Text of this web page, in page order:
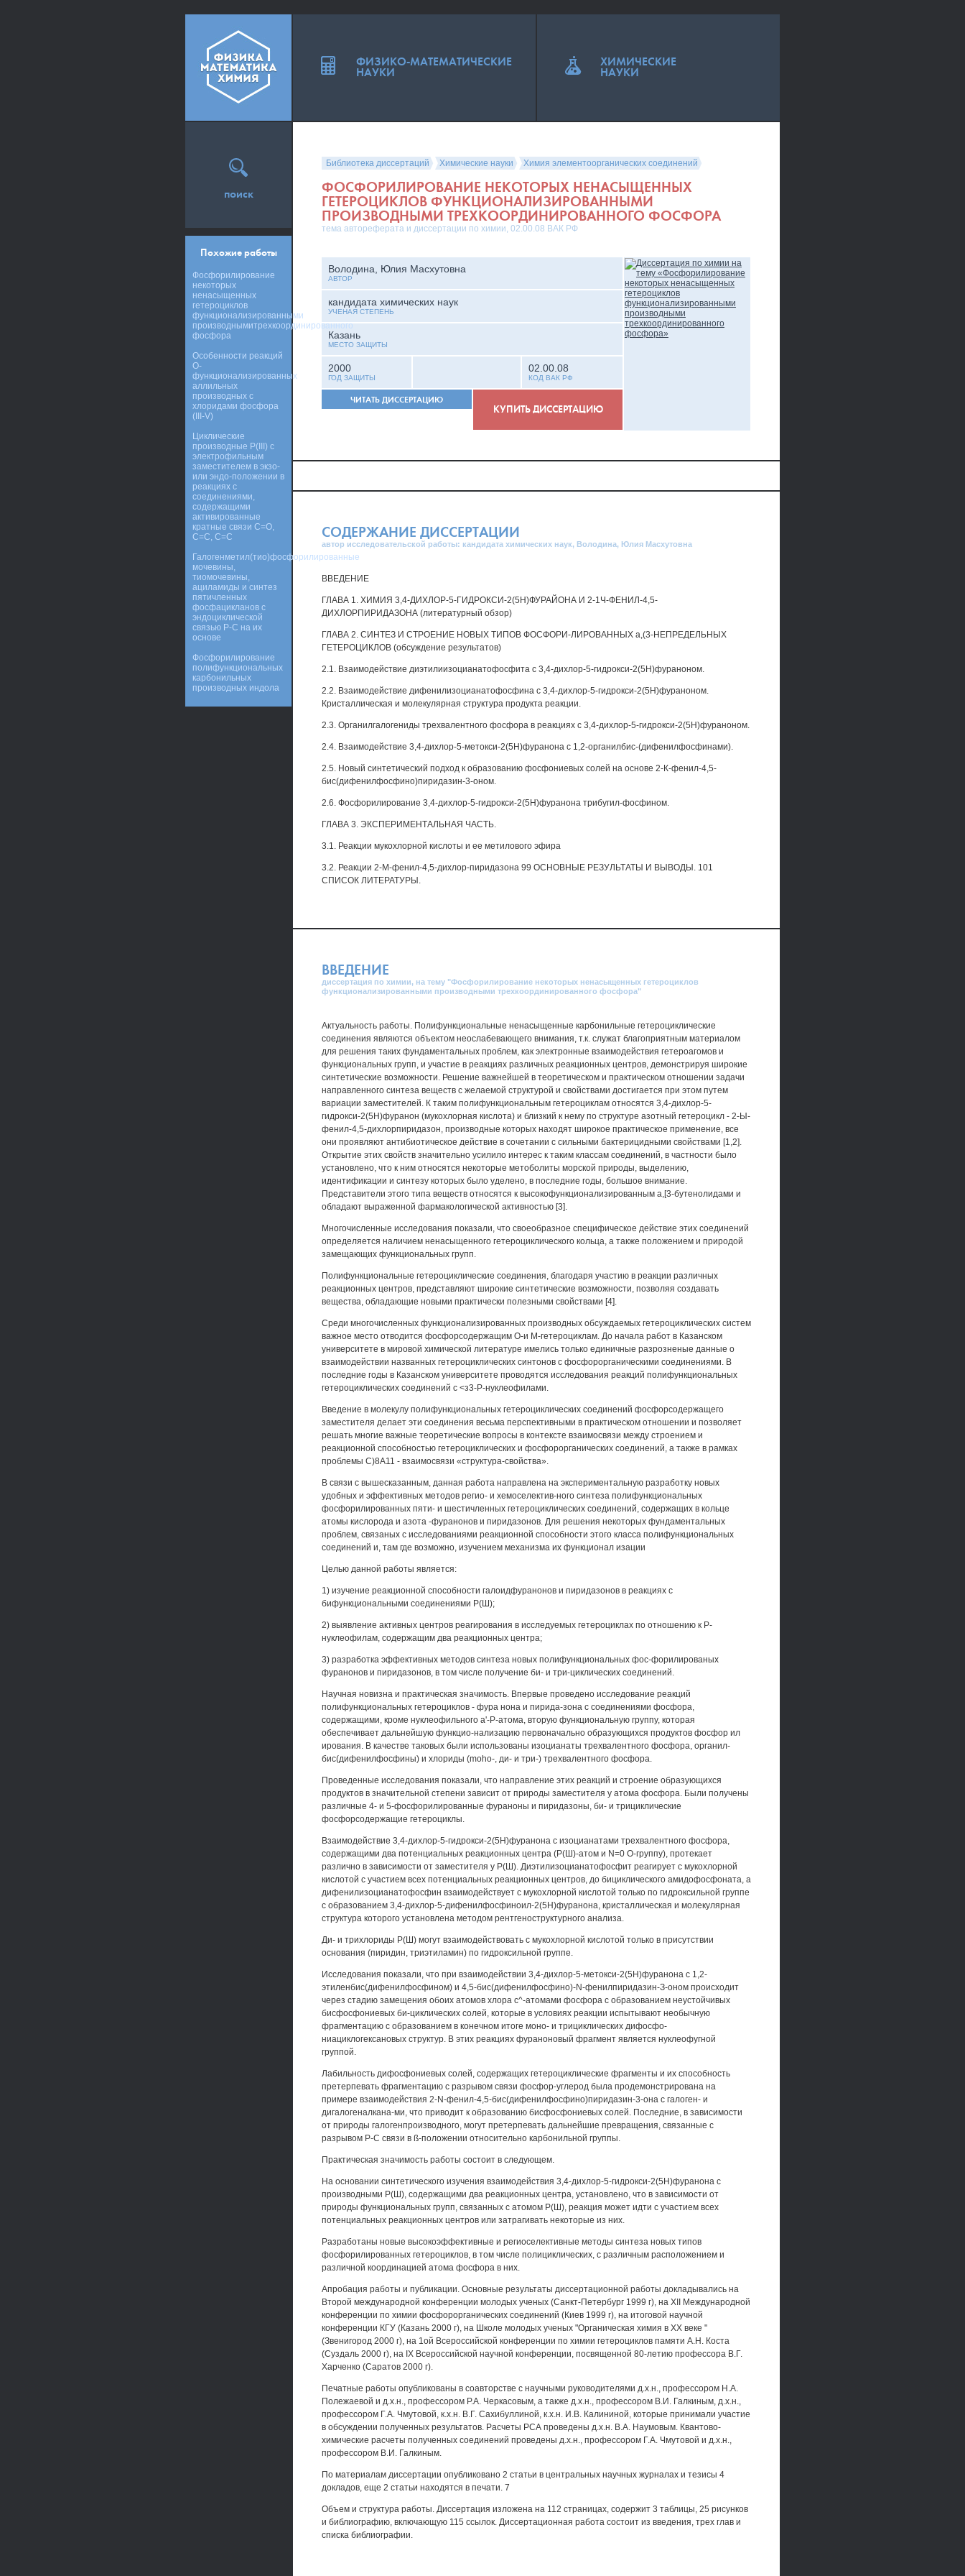
Библиотека диссертаций Химические науки Химия элементоорганических соединений
ФОСФОРИЛИРОВАНИЕ НЕКОТОРЫХ НЕНАСЫЩЕННЫХ
ГЕТЕРОЦИКЛОВ ФУНКЦИОНАЛИЗИРОВАННЫМИ
ПРОИЗВОДНЫМИ ТРЕХКООРДИНИРОВАННОГО ФОСФОРА
тема автореферата и диссертации по химии, 02.00.08 ВАК РФ
Володина, Юлия Масхутовна
АВТОР
кандидата химических наук
УЧЕНАЯ СТЕПЕНЬ
Казань
МЕСТО ЗАЩИТЫ
2000
ГОД ЗАЩИТЫ
02.00.08
КОД ВАК РФ
ЧИТАТЬ ДИССЕРТАЦИЮ
КУПИТЬ ДИССЕРТАЦИЮ
СОДЕРЖАНИЕ ДИССЕРТАЦИИ
автор исследовательской работы: кандидата химических наук, Володина, Юлия Масхутовна
ВВЕДЕНИЕ
ГЛАВА 1. ХИМИЯ 3,4-ДИХЛОР-5-ГИДРОКСИ-2(5Н)ФУРАЙОНА И 2-1Ч-ФЕНИЛ-4,5-
ДИХЛОРПИРИДАЗОНА (литературный обзор)
ГЛАВА 2. СИНТЕЗ И СТРОЕНИЕ НОВЫХ ТИПОВ ФОСФОРИ-ЛИРОВАННЫХ а,(3-НЕПРЕДЕЛЬНЫХ
ГЕТЕРОЦИКЛОВ (обсуждение результатов)
2.1. Взаимодействие диэтилиизоцианатофосфита с 3,4-дихлор-5-гидрокси-2(5Н)фураноном.
2.2. Взаимодействие дифенилизоцианатофосфина с 3,4-дихлор-5-гидрокси-2(5Н)фураноном.
Кристаллическая и молекулярная структура продукта реакции.
2.3. Органилгалогениды трехвалентного фосфора в реакциях с 3,4-дихлор-5-гидрокси-2(5Н)фураноном.
2.4. Взаимодействие 3,4-дихлор-5-метокси-2(5Н)фуранона с 1,2-органилбис-(дифенилфосфинами).
2.5. Новый синтетический подход к образованию фосфониевых солей на основе 2-К-фенил-4,5-
бис(дифенилфосфино)пиридазин-3-оном.
2.6. Фосфорилирование 3,4-дихлор-5-гидрокси-2(5Н)фуранона трибугил-фосфином.
ГЛАВА 3. ЭКСПЕРИМЕНТАЛЬНАЯ ЧАСТЬ.
3.1. Реакции мукохлорной кислоты и ее метилового эфира
3.2. Реакции 2-М-фенил-4,5-дихлор-пиридазона 99 ОСНОВНЫЕ РЕЗУЛЬТАТЫ И ВЫВОДЫ. 101
СПИСОК ЛИТЕРАТУРЫ.
ВВЕДЕНИЕ
диссертация по химии, на тему "Фосфорилирование некоторых ненасыщенных гетероциклов
функционализированными производными трехкоординированного фосфора"
Актуальность работы. Полифункциональные ненасыщенные карбонильные гетероциклические
соединения являются объектом неослабевающего внимания, т.к. служат благоприятным материалом
для решения таких фундаментальных проблем, как электронные взаимодействия гетероагомов и
функциональных групп, и участие в реакциях различных реакционных центров, демонстрируя широкие
синтетические возможности. Решение важнейшей в теоретическом и практическом отношении задачи
направленного синтеза веществ с желаемой структурой и свойствами достигается при этом путем
вариации заместителей. К таким полифункциональным гетероциклам относятся 3,4-дихлор-5-
гидрокси-2(5Н)фуранон (мукохлорная кислота) и близкий к нему по структуре азотный гетероцикл - 2-Ы-
фенил-4,5-дихлорпиридазон, производные которых находят широкое практическое применение, все
они проявляют антибиотическое действие в сочетании с сильными бактерицидными свойствами [1,2].
Открытие этих свойств значительно усилило интерес к таким классам соединений, в частности было
установлено, что к ним относятся некоторые метоболиты морской природы, выделению,
идентификации и синтезу которых было уделено, в последние годы, большое внимание.
Представители этого типа веществ относятся к высокофункционализированным а,[3-бутенолидами и
обладают выраженной фармакологической активностью [3].
Многочисленные исследования показали, что своеобразное специфическое действие этих соединений
определяется наличием ненасыщенного гетероциклического кольца, а также положением и природой
замещающих функциональных групп.
Полифункциональные гетероциклические соединения, благодаря участию в реакции различных
реакционных центров, представляют широкие синтетические возможности, позволяя создавать
вещества, обладающие новыми практически полезными свойствами [4].
Среди многочисленных функционализированных производных обсуждаемых гетероциклических систем
важное место отводится фосфорсодержащим О-и М-гетероциклам. До начала работ в Казанском
университете в мировой химической литературе имелись только единичные разрозненые данные о
взаимодействии названных гетероциклических синтонов с фосфорорганическими соединениями. В
последние годы в Казанском университете проводятся исследования реакций полифункциональных
гетероциклических соединений с <з3-Р-нуклеофилами.
Введение в молекулу полифункциональных гетероциклических соединений фосфорсодержащего
заместителя делает эти соединения весьма перспективными в практическом отношении и позволяет
решать многие важные теоретические вопросы в контексте взаимосвязи между строением и
реакционной способностью гетероциклических и фосфорорганических соединений, а также в рамках
проблемы С)8А11 - взаимосвязи «структура-свойства».
В связи с вышесказанным, данная работа направлена на экспериментальную разработку новых
удобных и эффективных методов регио- и хемоселектив-ного синтеза полифункциональных
фосфорилированных пяти- и шестичленных гетероциклических соединений, содержащих в кольце
атомы кислорода и азота -фуранонов и пиридазонов. Для решения некоторых фундаментальных
проблем, связаных с исследованиями реакционной способности этого класса полифункциональных
соединений и, там где возможно, изучением механизма их функционал изации
Целью данной работы является:
1) изучение реакционной способности галоидфуранонов и пиридазонов в реакциях с
бифункциональными соединениями Р(Ш);
2) выявление активных центров реагирования в исследуемых гетероциклах по отношению к Р-
нуклеофилам, содержащим два реакционных центра;
3) разработка эффективных методов синтеза новых полифункциональных фос-форилированых
фуранонов и пиридазонов, в том числе получение би- и три-циклических соединений.
Научная новизна и практическая значимость. Впервые проведено исследование реакций
полифункциональных гетероциклов - фура нона и пирида-зона с соединениями фосфора,
содержащими, кроме нуклеофильного а'-Р-атома, вторую функциональную группу, которая
обеспечивает дальнейшую функцио-нализацию первоначально образующихся продуктов фосфор ил
ирования. В качестве таковых были использованы изоцианаты трехвалентного фосфора, органил-
бис(дифенилфосфины) и хлориды (moho-, ди- и три-) трехвалентного фосфора.
Проведенные исследования показали, что направление этих реакций и строение образующихся
продуктов в значительной степени зависит от природы заместителя у атома фосфора. Были получены
различные 4- и 5-фосфорилированные фураноны и пиридазоны, би- и трициклические
фосфорсодержащие гетероциклы.
Взаимодействие 3,4-дихлор-5-гидрокси-2(5Н)фуранона с изоцианатами трехвалентного фосфора,
содержащими два потенциальных реакционных центра (Р(Ш)-атом и N=0 О-группу), протекает
различно в зависимости от заместителя у Р(Ш). Диэтилизоцианатофосфит реагирует с мукохлорной
кислотой с участием всех потенциальных реакционных центров, до бициклического амидофосфоната, а
дифенилизоцианатофосфин взаимодействует с мукохлорной кислотой только по гидроксильной группе
с образованием 3,4-дихлор-5-дифенилфосфиноил-2(5Н)фуранона, кристаллическая и молекулярная
структура которого установлена методом рентгеноструктурного анализа.
Ди- и трихлориды Р(Ш) могут взаимодействовать с мукохлорной кислотой только в присутствии
основания (пиридин, триэтиламин) по гидроксильной группе.
Исследования показали, что при взаимодействии 3,4-дихлор-5-метокси-2(5Н)фуранона с 1,2-
этиленбис(дифенилфосфином) и 4,5-бис(дифенилфосфино)-N-фенилпиридазин-З-оном происходит
через стадию замещения обоих атомов хлора с^-атомами фосфора с образованием неустойчивых
бисфосфониевых би-циклических солей, которые в условиях реакции испытывают необычную
фрагментацию с образованием в конечном итоге моно- и трициклических дифосфо-
ниациклогексановых структур. В этих реакциях фураноновый фрагмент является нуклеофугной
группой.
Лабильность дифосфониевых солей, содержащих гетероциклические фрагменты и их способность
претерпевать фрагментацию с разрывом связи фосфор-углерод была продемонстрирована на
примере взаимодействия 2-N-фенил-4,5-бис(дифенилфосфино)пиридазин-3-она с галоген- и
дигалогеналкана-ми, что приводит к образованию бисфосфониевых солей. Последние, в зависимости
от природы галогенпроизводного, могут претерпевать дальнейшие превращения, связанные с
разрывом Р-С связи в ß-положении относительно карбонильной группы.
Практическая значимость работы состоит в следующем.
На основании синтетического изучения взаимодействия 3,4-дихлор-5-гидрокси-2(5Н)фуранона с
производными Р(Ш), содержащими два реакционных центра, установлено, что в зависимости от
природы функциональных групп, связанных с атомом Р(Ш), реакция может идти с участием всех
потенциальных реакционных центров или затрагивать некоторые из них.
Разработаны новые высокоэффективные и региоселективные методы синтеза новых типов
фосфорилированных гетероциклов, в том числе полициклических, с различным расположением и
различной координацией атома фосфора в них.
Апробация работы и публикации. Основные результаты диссертационной работы докладывались на
Второй международной конференции молодых ученых (Санкт-Петербург 1999 г), на XII Международной
конференции по химии фосфорорганических соединений (Киев 1999 г), на итоговой научной
конференции КГУ (Казань 2000 г), на Школе молодых ученых "Органическая химия в XX веке "
(Звенигород 2000 г), на 1ой Всероссийской конференции по химии гетероциклов памяти А.Н. Коста
(Суздаль 2000 г), на IX Всероссийской научной конференции, посвященной 80-летию профессора В.Г.
Харченко (Саратов 2000 г).
Печатные работы опубликованы в соавторстве с научными руководителями д.х.н., профессором H.A.
Полежаевой и д.х.н., профессором P.A. Черкасовым, а также д.х.н., профессором В.И. Галкиным, д.х.н.,
профессором Г.А. Чмутовой, к.х.н. В.Г. Сахибуллиной, к.х.н. И.В. Калининой, которые принимали участие
в обсуждении полученных результатов. Расчеты РСА проведены д.х.н. В.А. Наумовым. Квантово-
химические расчеты полученных соединений проведены д.х.н., профессором Г.А. Чмутовой и д.х.н.,
профессором В.И. Галкиным.
По материалам диссертации опубликовано 2 статьи в центральных научных журналах и тезисы 4
докладов, еще 2 статьи находятся в печати. 7
Объем и структура работы. Диссертация изложена на 112 страницах, содержит 3 таблицы, 25 рисунков
и библиографию, включающую 115 ссылок. Диссертационная работа состоит из введения, трех глав и
списка библиографии.
поиск
Похожие работы
Фосфорилирование
некоторых
ненасыщенных
гетероциклов
функционализированными
производнымитрехкоординированного
фосфора
Особенности реакций
O-
функционализированных
аллильных
производных с
хлоридами фосфора
(III-V)
Циклические
производные P(III) с
электрофильным
заместителем в экзо-
или эндо-положении в
реакциях с
соединениями,
содержащими
активированные
кратные связи C=O,
C=C, C=C
Галогенметил(тио)фосфорилированные
мочевины,
тиомочевины,
ациламиды и синтез
пятичленных
фосфацикланов с
эндоциклической
связью Р-С на их
основе
Фосфорилирование
полифункциональных
карбонильных
производных индола
ФИЗИКО-МАТЕМАТИЧЕСКИЕ
НАУКИ
ХИМИЧЕСКИЕ
НАУКИ